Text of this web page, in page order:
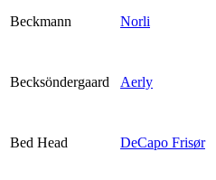
Beckmann Norli
Becksöndergaard Aerly
Bed Head DeCapo Frisør